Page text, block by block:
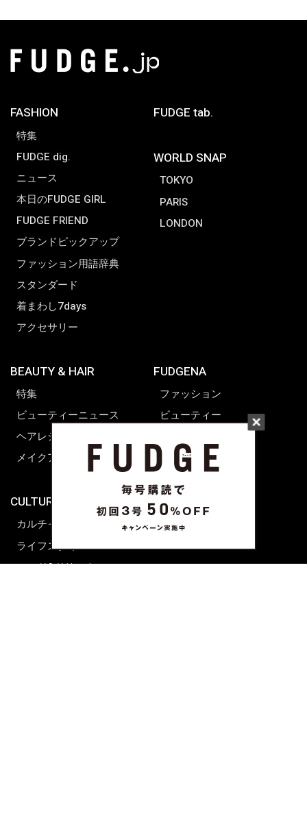
FASHION
特集
FUDGE dig.
ニュース
本日のFUDGE GIRL
FUDGE FRIEND
ブランドピックアップ
ファッション用語辞典
スタンダード
着まわし7days
アクセサリー
FUDGE tab.
WORLD SNAP
TOKYO
PARIS
LONDON
BEAUTY & HAIR
特集
ビューティーニュース
ヘアレシピ ストーリーズ
メイクアップティップス
CULTURE & LIFE
カルチャー
ライフスタイル
フード&ドリンク
FUDGENA
ファッション
ビューティー
ライフスタイル